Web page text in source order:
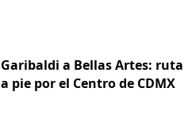
Garibaldi a Bellas Artes: ruta
a pie por el Centro de CDMX